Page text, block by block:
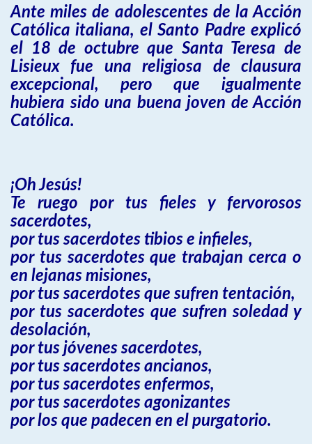
Ante miles de adolescentes de la Acción
Católica italiana, el Santo Padre explicó
el 18 de octubre que Santa Teresa de
Lisieux fue una religiosa de clausura
excepcional, pero que igualmente
hubiera sido una buena joven de Acción
Católica.
¡Oh Jesús!
Te ruego por tus fieles y fervorosos
sacerdotes,
por tus sacerdotes tibios e infieles,
por tus sacerdotes que trabajan cerca o
en lejanas misiones,
por tus sacerdotes que sufren tentación,
por tus sacerdotes que sufren soledad y
desolación,
por tus jóvenes sacerdotes,
por tus sacerdotes ancianos,
por tus sacerdotes enfermos,
por tus sacerdotes agonizantes
por los que padecen en el purgatorio.